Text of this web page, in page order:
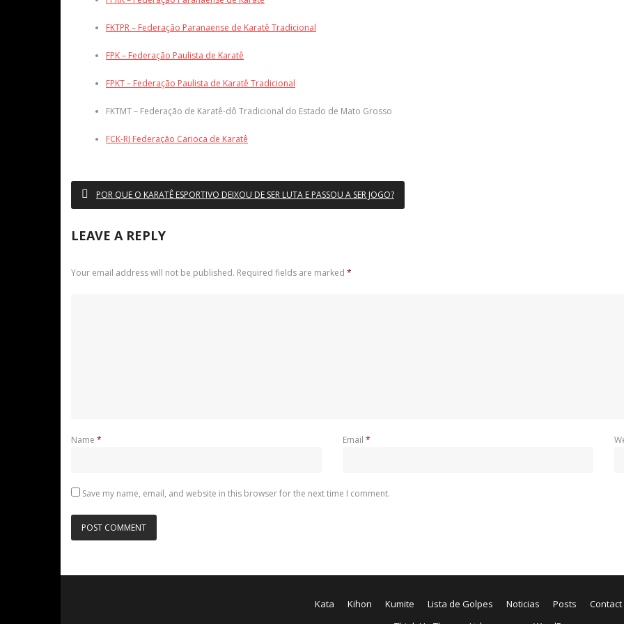
FKTPR – Federação Paranaense de Karatê Tradicional
FPK – Federação Paulista de Karatê
FPKT – Federação Paulista de Karatê Tradicional
FKTMT – Federação de Karatê-dô Tradicional do Estado de Mato Grosso
FCK-RJ Federação Carioca de Karatê
POR QUE O KARATÊ ESPORTIVO DEIXOU DE SER LUTA E PASSOU A SER JOGO?
LEAVE A REPLY
Your email address will not be published. Required fields are marked *
Name * Email *
Save my name, email, and website in this browser for the next time I comment.
Kata Kihon Kumite Lista de Golpes Noticias Posts Contact